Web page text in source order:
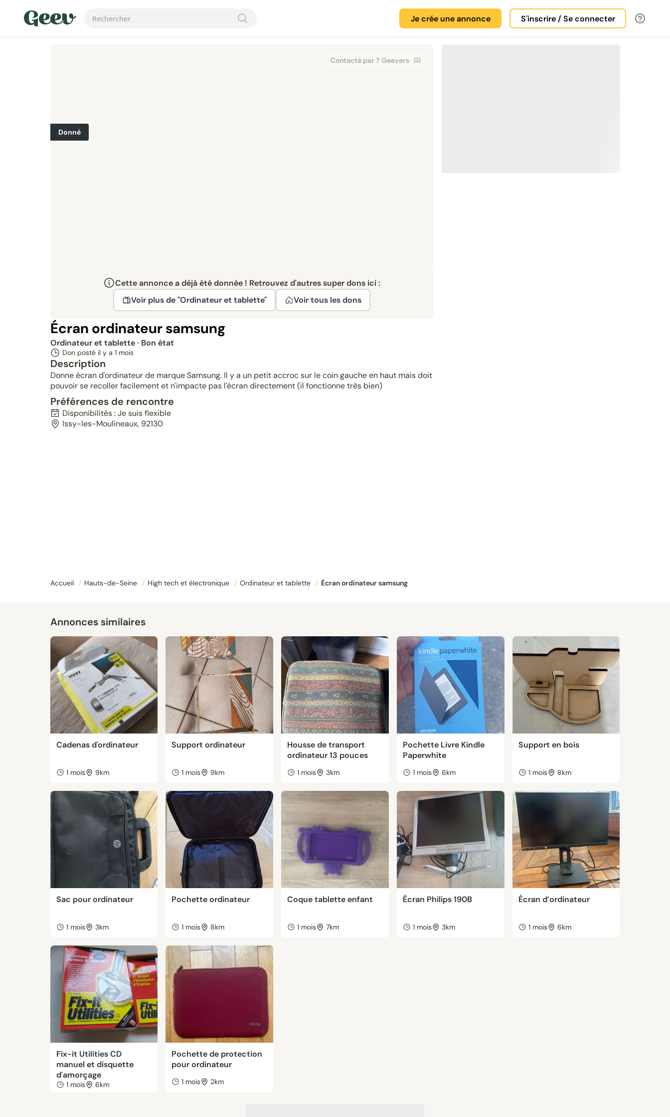
Je crée une annonce S'inscrire / Se connecter
Contacté par 7 Geevers
Donné
Cette annonce a déjà été donnée ! Retrouvez d'autres super dons ici :
Voir plus de "Ordinateur et tablette"
Voir tous les dons
Écran ordinateur samsung
Ordinateur et tablette· Bon état
Don posté il y a 1 mois
Description
Donne écran d'ordinateur de marque Samsung. Il y a un petit accroc sur le coin gauche en haut mais doit
pouvoir se recoller facilement et n'impacte pas l'écran directement (il fonctionne très bien)
Préférences de rencontre
Disponibilités : Je suis flexible
Issy-les-Moulineaux, 92130
Accueil / Hauts-de-Seine / High tech et électronique / Ordinateur et tablette / Écran ordinateur samsung
Annonces similaires
Cadenas d'ordinateur
1 mois 9km
Support ordinateur
1 mois 9km
Housse de transport
ordinateur 13 pouces
1 mois 3km
Pochette Livre Kindle
Paperwhite
1 mois 6km
Support en bois
1 mois 8km
Sac pour ordinateur
1 mois 3km
Pochette ordinateur
1 mois 8km
Coque tablette enfant
1 mois 7km
Écran Philips 190B
1 mois 3km
Écran d’ordinateur
1 mois 6km
Fix-it Utilities CD
manuel et disquette
d'amorçage
1 mois 6km
Pochette de protection
pour ordinateur
1 mois 2km